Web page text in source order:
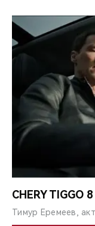
CHERY TIGGO
Тимур Еремеев,